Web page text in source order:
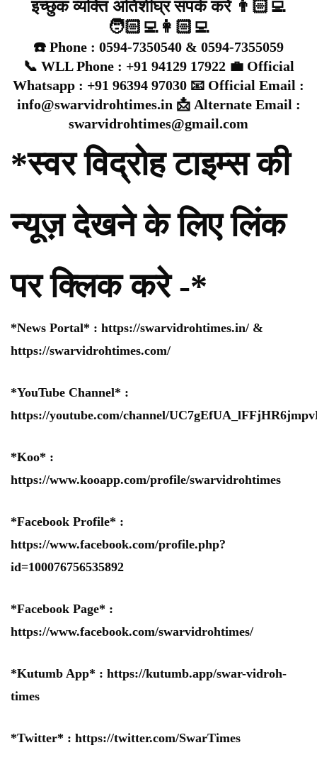
इच्छुक व्यक्ति अतिशीघ्र संपर्क करें 👨🏻‍💻
🧑🏻‍💻👩🏻‍💻
☎️ Phone : 0594-7350540 & 0594-7355059
📞 WLL Phone : +91 94129 17922 💼 Official
Whatsapp : +91 96394 97030 📧 Official Email :
info@swarvidrohtimes.in 📩 Alternate Email :
swarvidrohtimes@gmail.com
*स्वर विद्रोह टाइम्स की
न्यूज़ देखने के लिए लिंक
पर क्लिक करे -*
*News Portal* : https://swarvidrohtimes.in/ &
https://swarvidrohtimes.com/
*YouTube Channel* :
https://youtube.com/channel/
*Koo* :
https://www.kooapp.com/profile/swarvidrohtimes
*Facebook Profile* :
https://www.facebook.com/profile.php?
id=100076756535892
*Facebook Page* :
https://www.facebook.com/swarvidrohtimes/
*Kutumb App* : https://kutumb.app/swar-vidroh-
times
*Twitter* : https://twitter.com/SwarTimes